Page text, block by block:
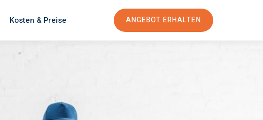
Kosten & Preise ANGEBOT ERHALTEN